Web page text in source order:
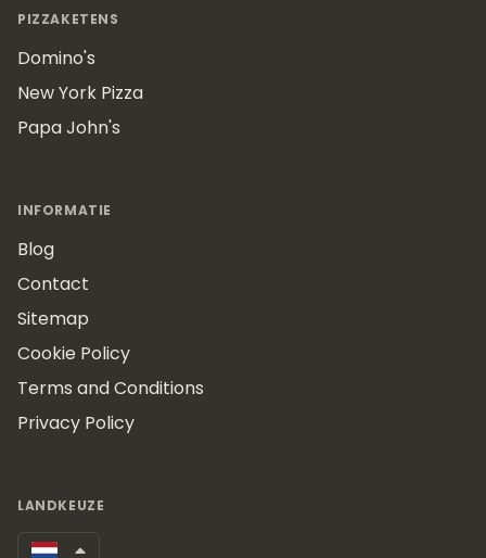
PIZZAKETENS
Domino's
New York Pizza
Papa John's
INFORMATIE
Blog
Contact
Sitemap
Cookie Policy
Terms and Conditions
Privacy Policy
LANDKEUZE